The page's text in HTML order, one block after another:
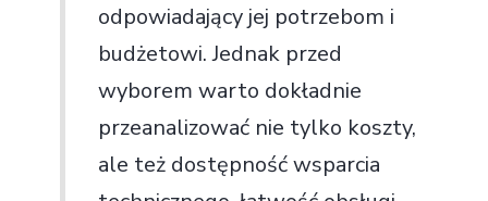
odpowiadający jej potrzebom i
budżetowi. Jednak przed
wyborem warto dokładnie
przeanalizować nie tylko koszty,
ale też dostępność wsparcia